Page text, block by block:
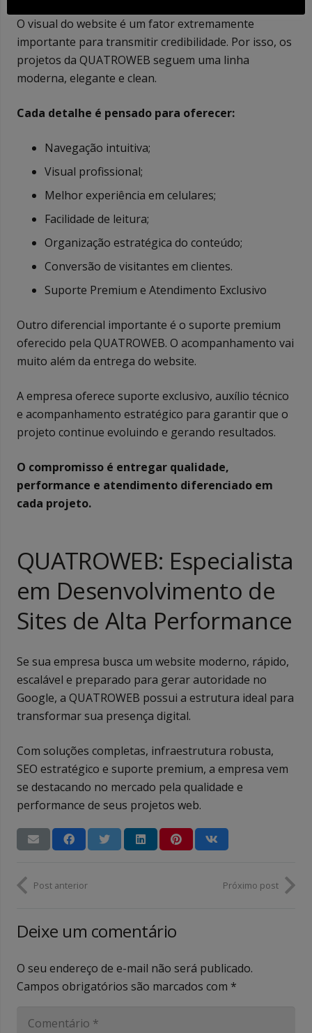
O visual do website é um fator extremamente
importante para transmitir credibilidade. Por isso, os
projetos da QUATROWEB seguem uma linha
moderna, elegante e clean.
Cada detalhe é pensado para oferecer:
Navegação intuitiva;
Visual profissional;
Melhor experiência em celulares;
Facilidade de leitura;
Organização estratégica do conteúdo;
Conversão de visitantes em clientes.
Suporte Premium e Atendimento Exclusivo
Outro diferencial importante é o suporte premium
oferecido pela QUATROWEB. O acompanhamento vai
muito além da entrega do website.
A empresa oferece suporte exclusivo, auxílio técnico
e acompanhamento estratégico para garantir que o
projeto continue evoluindo e gerando resultados.
O compromisso é entregar qualidade,
performance e atendimento diferenciado em
cada projeto.
QUATROWEB: Especialista
em Desenvolvimento de
Sites de Alta Performance
Se sua empresa busca um website moderno, rápido,
escalável e preparado para gerar autoridade no
Google, a QUATROWEB possui a estrutura ideal para
transformar sua presença digital.
Com soluções completas, infraestrutura robusta,
SEO estratégico e suporte premium, a empresa vem
se destacando no mercado pela qualidade e
performance de seus projetos web.
Post anterior Próximo post
Deixe um comentário
O seu endereço de e-mail não será publicado.
Campos obrigatórios são marcados com *